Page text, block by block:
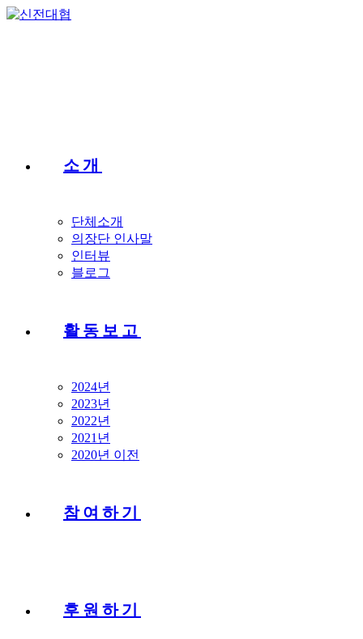
Skip
소개
단체소개
의장단 인사말
인터뷰
블로그
활동보고
2024년
2023년
2022년
2021년
2020년 이전
참여하기
후원하기